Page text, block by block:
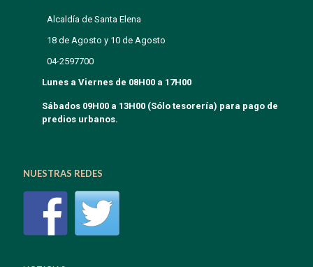
Alcaldía de Santa Elena
18 de Agosto y 10 de Agosto
04-2597700
Lunes a Viernes de 08H00 a 17H00
Sábados 09H00 a 13H00 (Sólo tesorería) para pago de
predios urbanos.
NUESTRAS REDES